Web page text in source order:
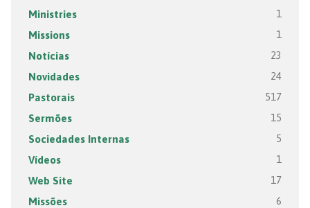
Ministries 1
Missions 1
Notícias 23
Novidades 24
Pastorais 517
Sermões 15
Sociedades Internas 5
Vídeos 1
Web Site 17
Missões 6